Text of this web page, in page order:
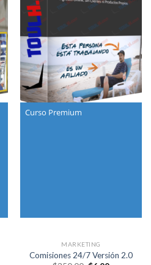
Curso Premium
MARKETING
Comisiones 24/7 Versión 2.0